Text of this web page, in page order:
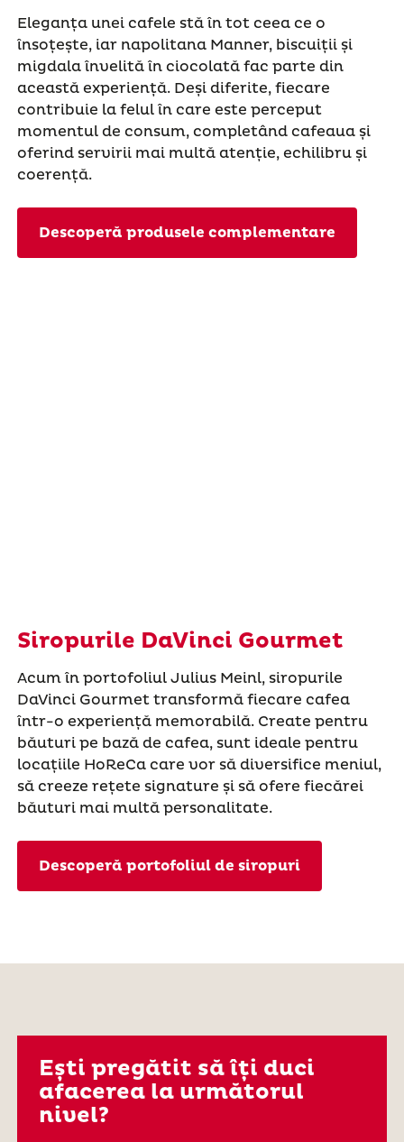
Eleganța unei cafele stă în tot ceea ce o
însoțește, iar napolitana Manner, biscuiții și
migdala învelită în ciocolată fac parte din
această experiență. Deși diferite, fiecare
contribuie la felul în care este perceput
momentul de consum, completând cafeaua și
oferind servirii mai multă atenție, echilibru și
coerență.
Descoperă produsele complementare
Siropurile DaVinci Gourmet
Acum în portofoliul Julius Meinl, siropurile
DaVinci Gourmet transformă fiecare cafea
într-o experiență memorabilă. Create pentru
băuturi pe bază de cafea, sunt ideale pentru
locațiile HoReCa care vor să diversifice meniul,
să creeze rețete signature și să ofere fiecărei
băuturi mai multă personalitate.
Descoperă portofoliul de siropuri
Ești pregătit să îți duci
afacerea la următorul
nivel?